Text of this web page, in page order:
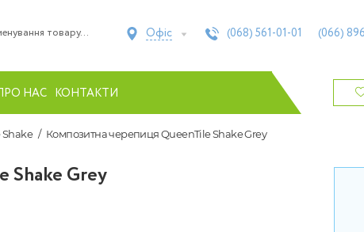
Офіс (068) 561-01-01 (066)
НАС КОНТАКТИ
Shake Композитна черепиця QueenTile Shake Grey
Shake Grey